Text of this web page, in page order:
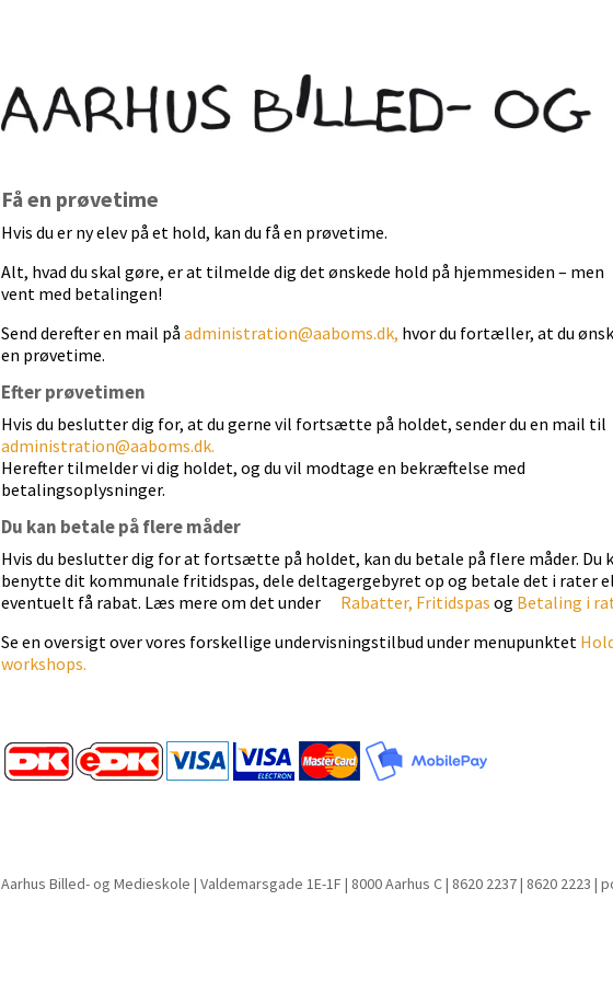
Få en prøvetime
Hvis du er ny elev på et hold, kan du få en prøvetime.
Alt, hvad du skal gøre, er at tilmelde dig det ønskede hold på hjemmesiden – men
vent med betalingen!
Send derefter en mail på administration@aaboms.dk, hvor du fortæller, at du
en prøvetime.
Efter prøvetimen
Hvis du beslutter dig for, at du gerne vil fortsætte på holdet, sender du en mail til
administration@aaboms.dk.
Herefter tilmelder vi dig holdet, og du vil modtage en bekræftelse med
betalingsoplysninger.
Du kan betale på flere måder
Hvis du beslutter dig for at fortsætte på holdet, kan du betale på flere måder. Du
benytte dit kommunale fritidspas, dele deltagergebyret op og betale det i rater
eventuelt få rabat. Læs mere om det under Rabatter, Fritidspas og Betaling i
Se en oversigt over vores forskellige undervisningstilbud under menupunktet
workshops.
Aarhus Billed- og Medieskole | Valdemarsgade 1E-1F | 8000 Aarhus C | 8620 2237 | 8620 2223 |